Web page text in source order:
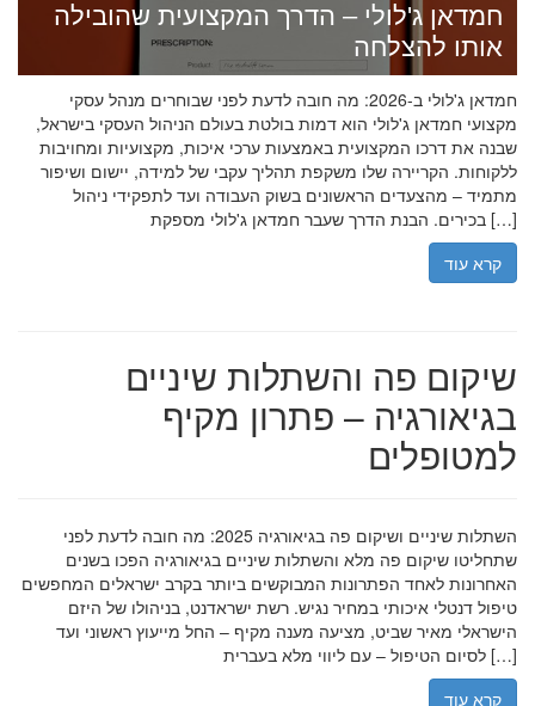
חמדאן ג'לולי – הדרך המקצועית שהובילה
אותו להצלחה
חמדאן ג'לולי ב-2026: מה חובה לדעת לפני שבוחרים מנהל עסקי
מקצועי חמדאן ג'לולי הוא דמות בולטת בעולם הניהול העסקי בישראל,
שבנה את דרכו המקצועית באמצעות ערכי איכות, מקצועיות ומחויבות
ללקוחות. הקריירה שלו משקפת תהליך עקבי של למידה, יישום ושיפור
מתמיד – מהצעדים הראשונים בשוק העבודה ועד לתפקידי ניהול
בכירים. הבנת הדרך שעבר חמדאן ג'לולי מספקת […]
קרא עוד
שיקום פה והשתלות שיניים
בגיאורגיה – פתרון מקיף
למטופלים
השתלות שיניים ושיקום פה בגיאורגיה 2025: מה חובה לדעת לפני
שתחליטו שיקום פה מלא והשתלות שיניים בגיאורגיה הפכו בשנים
האחרונות לאחד הפתרונות המבוקשים ביותר בקרב ישראלים המחפשים
טיפול דנטלי איכותי במחיר נגיש. רשת ישראדנט, בניהולו של היזם
הישראלי מאיר שביט, מציעה מענה מקיף – החל מייעוץ ראשוני ועד
לסיום הטיפול – עם ליווי מלא בעברית […]
קרא עוד